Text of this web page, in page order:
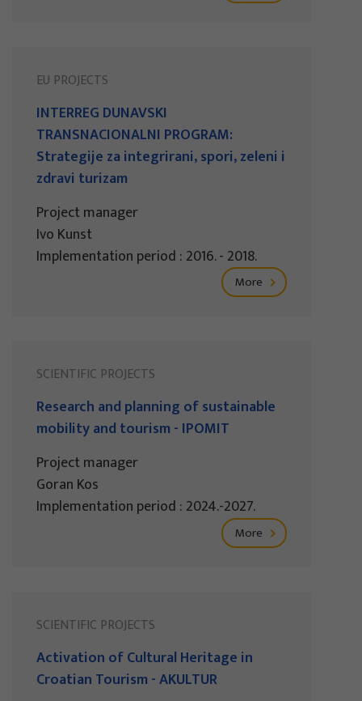
EU PROJECTS
INTERREG DUNAVSKI
TRANSNACIONALNI PROGRAM:
Strategije za integrirani, spori, zeleni i
zdravi turizam
Project manager
Ivo Kunst
Implementation period : 2016. - 2018.
More
SCIENTIFIC PROJECTS
Research and planning of sustainable
mobility and tourism - IPOMIT
Project manager
Goran Kos
Implementation period : 2024.-2027.
More
SCIENTIFIC PROJECTS
Activation of Cultural Heritage in
Croatian Tourism - AKULTUR